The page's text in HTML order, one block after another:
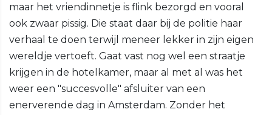
maar het vriendinnetje is flink bezorgd en vooral
ook zwaar pissig. Die staat daar bij de politie haar
verhaal te doen terwijl meneer lekker in zijn eigen
wereldje vertoeft. Gaat vast nog wel een straatje
krijgen in de hotelkamer, maar al met al was het
weer een "succesvolle" afsluiter van een
enerverende dag in Amsterdam. Zonder het